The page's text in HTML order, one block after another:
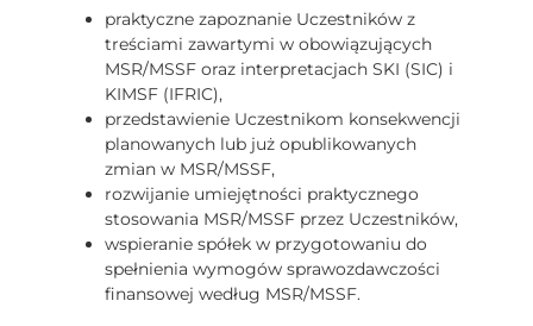
praktyczne zapoznanie Uczestników z
treściami zawartymi w obowiązujących
MSR/MSSF oraz interpretacjach SKI (SIC) i
KIMSF (IFRIC),
przedstawienie Uczestnikom konsekwencji
planowanych lub już opublikowanych
zmian w MSR/MSSF,
rozwijanie umiejętności praktycznego
stosowania MSR/MSSF przez Uczestników,
wspieranie spółek w przygotowaniu do
spełnienia wymogów sprawozdawczości
finansowej według MSR/MSSF.